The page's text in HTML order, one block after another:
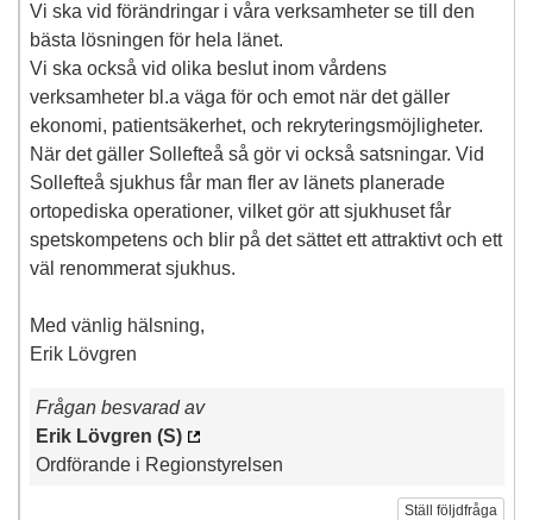
Vi ska vid förändringar i våra verksamheter se till den
bästa lösningen för hela länet.
Vi ska också vid olika beslut inom vårdens
verksamheter bl.a väga för och emot när det gäller
ekonomi, patientsäkerhet, och rekryteringsmöjligheter.
När det gäller Sollefteå så gör vi också satsningar. Vid
Sollefteå sjukhus får man fler av länets planerade
ortopediska operationer, vilket gör att sjukhuset får
spetskompetens och blir på det sättet ett attraktivt och ett
väl renommerat sjukhus.
Med vänlig hälsning,
Erik Lövgren
Frågan besvarad av
Erik Lövgren (S)
Ordförande i Regionstyrelsen
Ställ följdfråga